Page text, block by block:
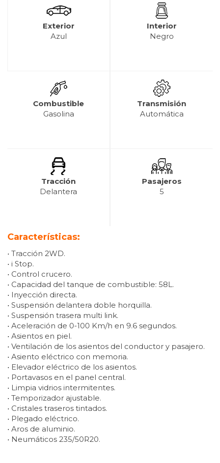
Exterior
Azul
Interior
Negro
Combustible
Gasolina
Transmisión
Automática
Tracción
Delantera
Pasajeros
5
Características:
• Tracción 2WD.
• i Stop.
• Control crucero.
• Capacidad del tanque de combustible: 58L.
• Inyección directa.
• Suspensión delantera doble horquilla.
• Suspensión trasera multi link.
• Aceleración de 0-100 Km/h en 9.6 segundos.
• Asientos en piel.
• Ventilación de los asientos del conductor y pasajero.
• Asiento eléctrico con memoria.
• Elevador eléctrico de los asientos.
• Portavasos en el panel central.
• Limpia vidrios intermitentes.
• Temporizador ajustable.
• Cristales traseros tintados.
• Plegado eléctrico.
• Aros de aluminio.
• Neumáticos 235/50R20.